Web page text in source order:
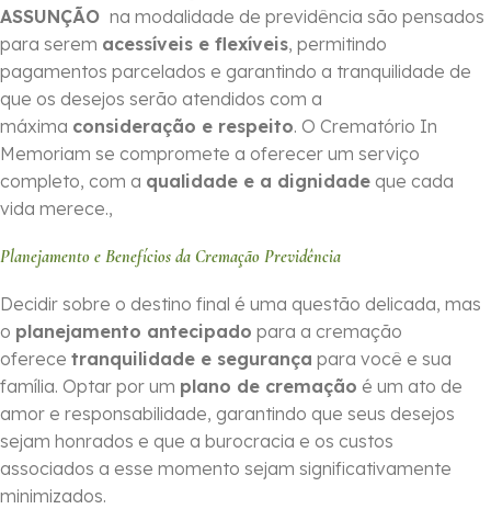
ASSUNÇÃO na modalidade de previdência são pensados
para serem acessíveis e flexíveis, permitindo
pagamentos parcelados e garantindo a tranquilidade de
que os desejos serão atendidos com a
máxima consideração e respeito. O Crematório In
Memoriam se compromete a oferecer um serviço
completo, com a qualidade e a dignidade que cada
vida merece.,
Planejamento e Benefícios da Cremação Previdência
Decidir sobre o destino final é uma questão delicada, mas
o planejamento antecipado para a cremação
oferece tranquilidade e segurança para você e sua
família. Optar por um plano de cremação é um ato de
amor e responsabilidade, garantindo que seus desejos
sejam honrados e que a burocracia e os custos
associados a esse momento sejam significativamente
minimizados.